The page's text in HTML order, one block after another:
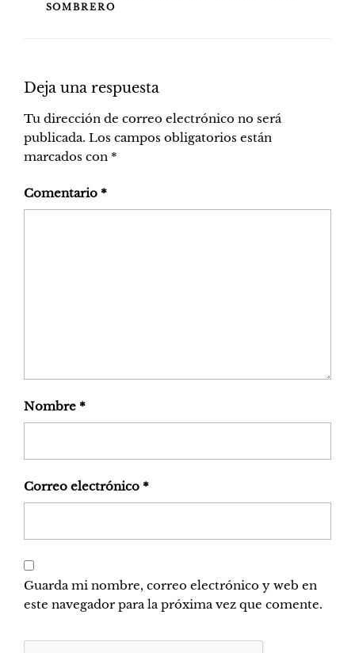
SOMBRERO
Deja una respuesta
Tu dirección de correo electrónico no será
publicada. Los campos obligatorios están
marcados con *
Comentario *
Nombre *
Correo electrónico *
Guarda mi nombre, correo electrónico y web en
este navegador para la próxima vez que comente.